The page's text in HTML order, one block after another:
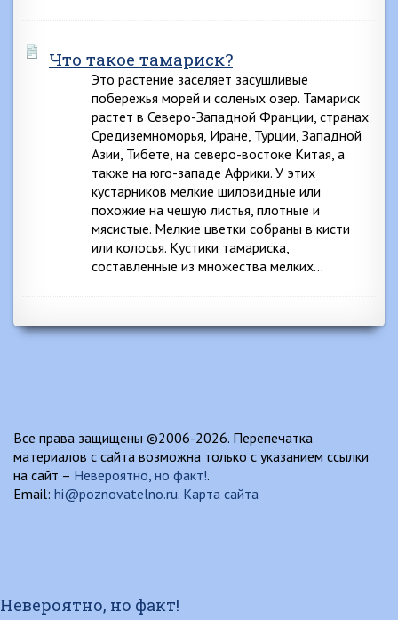
Что такое тамариск?
Это растение заселяет засушливые
побережья морей и соленых озер. Тамариск
растет в Северо-Западной Франции, странах
Средиземноморья, Иране, Турции, Западной
Азии, Тибете, на северо-востоке Китая, а
также на юго-западе Африки. У этих
кустарников мелкие шиловидные или
похожие на чешую листья, плотные и
мясистые. Мелкие цветки собраны в кисти
или колосья. Кустики тамариска,
составленные из множества мелких…
Все права защищены ©2006-2026. Перепечатка
материалов с сайта возможна только с указанием ссылки
на сайт – Невероятно, но факт!.
Email: hi@poznovatelno.ru. Карта сайта
Невероятно, но факт!